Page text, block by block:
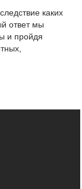
каких
ответ мы
и пройдя